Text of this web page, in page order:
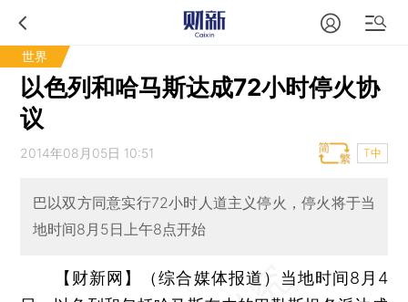
世界
以色列和哈马斯达成72小时停火协
议
2014年08月05日 10:51 T中
巴以双方同意实行72小时人道主义停火，停火将于当
地时间8月5日上午8点开始
【财新网】（综合媒体报道） 当地时间8月4